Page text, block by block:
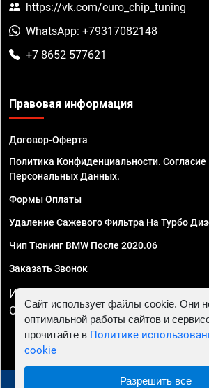
https://vk.com/euro_chip_tuning
WhatsApp: +79317082148
+7 8652 577621
Правовая информация
Договор-Оферта
Политика Конфиденциальности.
Персональных Данных.
Формы Оплаты
Удаление Сажевого Фильтра На Турбо
Чип Тюнинг BMW После 2020.06
Заказать Звонок
ИП Смирнов Георгий Павлович. ИНН
ОГРНИП 324470400032610
© 2010 - 2026 Чип тюнинг в
Сайт использует файлы cookie. Они
оптимальной работы сайтов и
прочитайте в Политике
cookie
Разрешить все